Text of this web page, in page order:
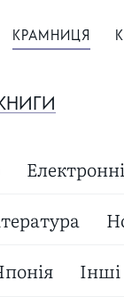
КРАМНИЦЯ
Інші